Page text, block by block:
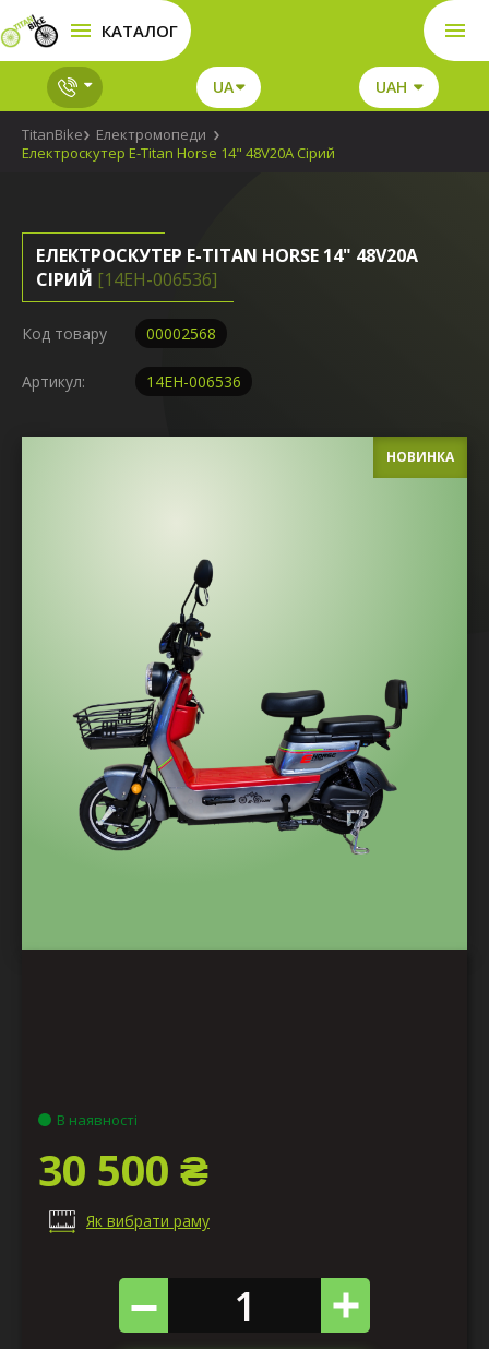
КАТАЛОГ
UA UAH
TitanBike
Електромопеди
Електроскутер E-Titan Horse 14" 48V20A Сірий
ЕЛЕКТРОСКУТЕР E-TITAN HORSE 14" 48V20A
СІРИЙ [14EH-006536]
Код товару 00002568
Артикул: 14EH-006536
НОВИНКА
В наявності
30 500 ₴
Як вибрати раму